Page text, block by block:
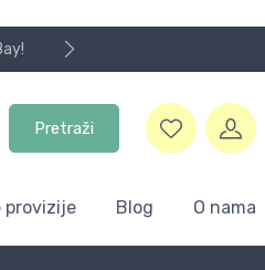
Pretraži
provizije Blog O nama